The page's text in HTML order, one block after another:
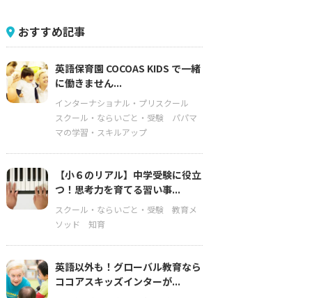
おすすめ記事
英語保育園 COCOAS KIDS で一緒
に働きません...
インターナショナル・プリスクール
スクール・ならいごと・受験
パパマ
マの学習・スキルアップ
【小６のリアル】中学受験に役立
つ！思考力を育てる習い事...
スクール・ならいごと・受験
教育メ
ソッド
知育
英語以外も！グローバル教育なら
ココアスキッズインターが...